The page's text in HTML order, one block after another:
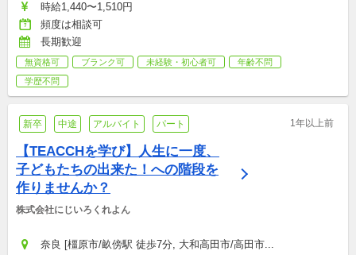
時給1,440〜1,510円
頻度は相談可
長期歓迎
無資格可 ブランク可 未経験・初心者可
年齢不問
学歴不問
新卒 中途 アルバイト パート 1年以上前
【TEACCHを学び】人生に一度、
子どもたちの出来た！への階段を
作りませんか？
株式会社にじいろくれよん
奈良 [橿原市/畝傍駅 徒歩7分, 大和高田市/高田市...